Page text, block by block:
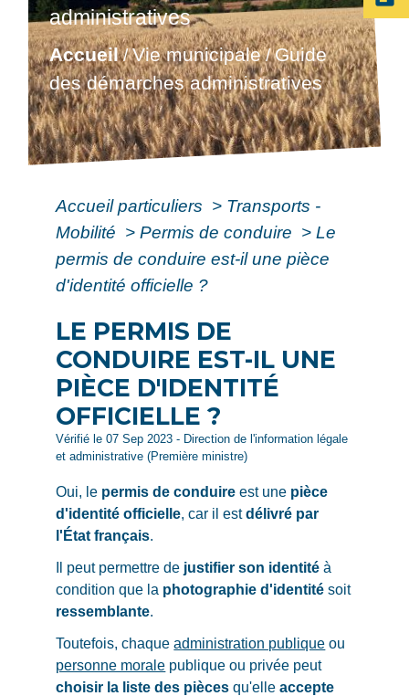
administratives
Accueil/Vie municipale/Guide
des démarches administratives
Accueil particuliers > Transports -
Mobilité > Permis de conduire > Le
permis de conduire est-il une pièce
d'identité officielle ?
LE PERMIS DE
CONDUIRE EST-IL UNE
PIÈCE D'IDENTITÉ
OFFICIELLE ?
Vérifié le 07 Sep 2023 - Direction de l'information légale
et administrative (Première ministre)
Oui, le permis de conduire est une pièce
d'identité officielle, car il estdélivré par
l'État français.
Il peut permettre de justifier son identité à
condition que la photographie d'identité soit
ressemblante.
Toutefois, chaqueadministration publique ou
personne morale publique ou privée peut
choisir la liste des pièces qu'elleaccepte